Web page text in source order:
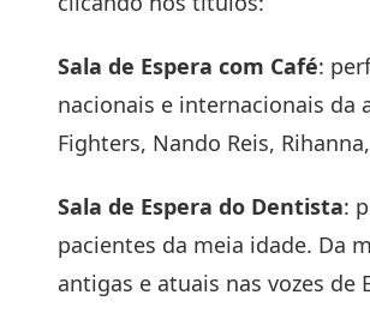
Sala de Espera com Café:
nacionais e internacionais da
Fighters, Nando Reis,
Sala de Espera do Dentista:
pacientes da meia idade. Da
antigas e atuais nas vozes de